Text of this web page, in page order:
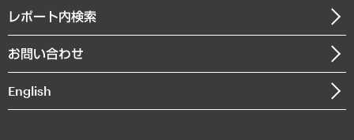
まちづくり・観光・交通・スポーツ・スマートシティ
自然資源・農林水産業・食料システム
沿革
組織図・本部部室紹介
インドネシア現地法人
レポート内検索
お問い合わせ
English